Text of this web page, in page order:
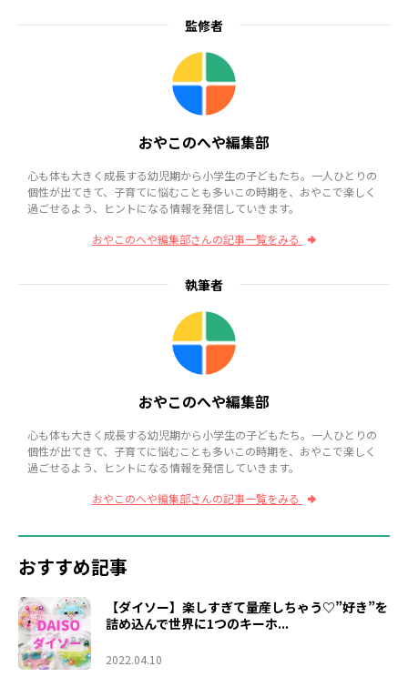
監修者
おやこのへや編集部
心も体も大きく成長する幼児期から小学生の子どもたち。一人ひとりの
個性が出てきて、子育てに悩むことも多いこの時期を、おやこで楽しく
過ごせるよう、ヒントになる情報を発信していきます。
おやこのへや編集部さんの記事一覧をみる
執筆者
おやこのへや編集部
心も体も大きく成長する幼児期から小学生の子どもたち。一人ひとりの
個性が出てきて、子育てに悩むことも多いこの時期を、おやこで楽しく
過ごせるよう、ヒントになる情報を発信していきます。
おやこのへや編集部さんの記事一覧をみる
おすすめ記事
【ダイソー】楽しすぎて量産しちゃう♡”好き”を
詰め込んで世界に1つのキーホ...
2022.04.10